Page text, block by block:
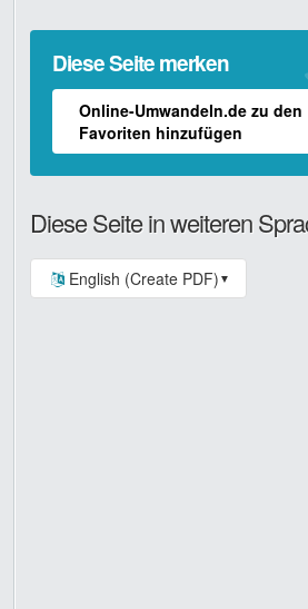
Diese Seite merken
Online-Umwandeln.de zu den
Favoriten hinzufügen
Diese Seite in weiteren
English (Create PDF) ▼